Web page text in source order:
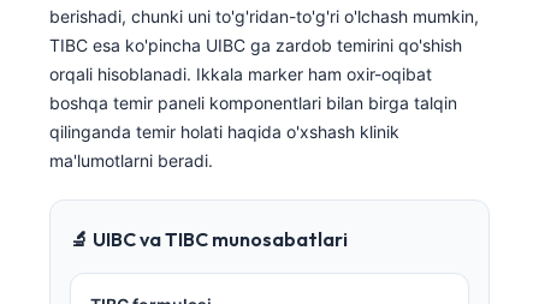
berishadi, chunki uni to'g'ridan-to'g'ri o'lchash mumkin,
TIBC esa ko'pincha UIBC ga zardob temirini qo'shish
orqali hisoblanadi. Ikkala marker ham oxir-oqibat
boshqa temir paneli komponentlari bilan birga talqin
qilinganda temir holati haqida o'xshash klinik
ma'lumotlarni beradi.
🔬 UIBC va TIBC munosabatlari